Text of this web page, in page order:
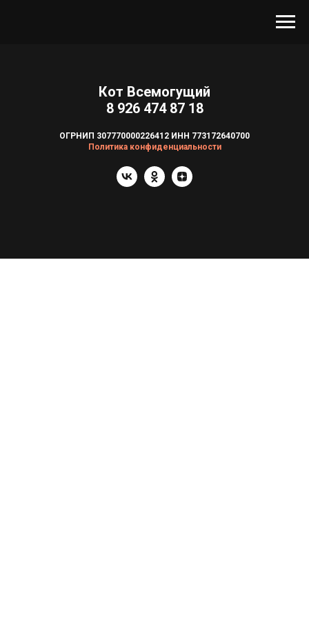
Кот Всемогущий
8 926 474 87 18
ОГРНИП 307770000226412 ИНН 773172640700
Политика конфиденциальности